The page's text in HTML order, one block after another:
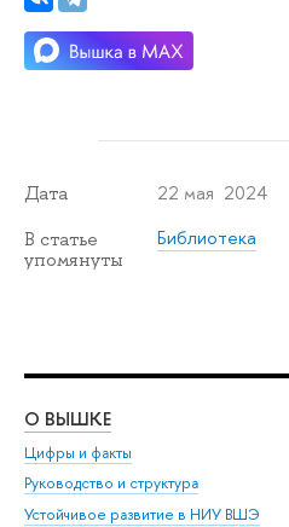
Дата 22 мая 2024
В статье
упомянуты
Библиотека
О ВЫШКЕ
Цифры и факты
Руководство и структура
Устойчивое развитие в НИУ ВШЭ